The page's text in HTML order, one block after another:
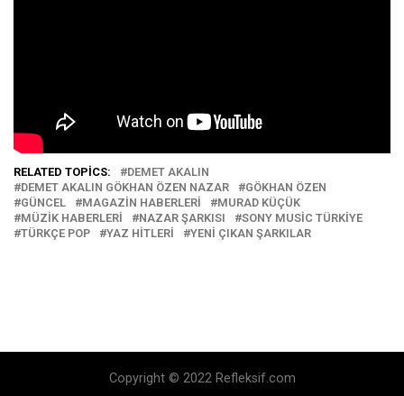
RELATED TOPICS:
DEMET AKALIN
DEMET AKALIN GÖKHAN ÖZEN NAZAR
GÖKHAN ÖZEN
GÜNCEL
MAGAZIN HABERLERI
MURAD KÜÇÜK
MÜZIK HABERLERI
NAZAR ŞARKISI
SONY MUSIC TÜRKIYE
TÜRKÇE POP
YAZ HITLERI YENI ÇIKAN ŞARKILAR
Copyright © 2022 Refleksif.com